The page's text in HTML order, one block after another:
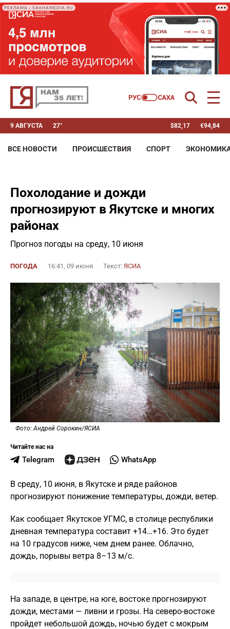
РЕКЛАМА • SAKHAMEDIA.RU
9 АВГУСТА 27° $82,17 €94,84
ВСЕ НОВОСТИ ПРОИСШЕСТВИЯ СПОРТ
Похолодание и дожди
прогнозируют в Якутске и многих
районах
Прогноз погоды на среду, 10 июня
ПОГОДА 16:41, 09 июня Текст: ЯСИА
Фото: Андрей Сорокин/ЯСИА
Читайте нас на
Telegram WhatsApp
В среду, 10 июня, в Якутске и ряде районов
прогнозируют понижение температуры, дожди, ветер.
Как сообщает Якутское УГМС, в столице республики
дневная температура составит +14…+16. Это будет
на 10 градусов ниже, чем днем ранее. Облачно,
дождь, порывы ветра 8–13 м/с.
На западе, в центре, на юге, востоке прогнозируют
дожди, местами — ливни и грозы. На северо-востоке
пройдет небольшой дождь, ночью будет с мокрым